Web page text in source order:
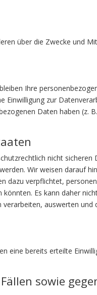
über die Zwecke und
Ihre
Einwilligung zur
Daten haben (z.
nicht
Wir weisen darauf
dazu verpflichtet,
Es kann daher
auswerten
eine bereits erteilte
sowie